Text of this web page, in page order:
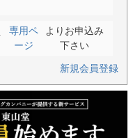
専用ペ
ージ
よりお申込み
下さい
新規会員登録